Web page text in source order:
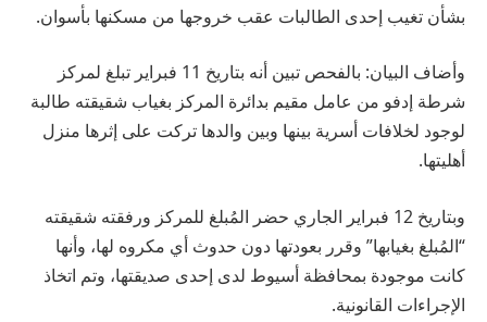
بشأن تغيب إحدى الطالبات عقب خروجها من مسكنها بأسوان.
وأضاف البيان: بالفحص تبين أنه بتاريخ 11 فبراير تبلغ لمركز
شرطة إدفو من عامل مقيم بدائرة المركز بغياب شقيقته طالبة
لوجود لخلافات أسرية بينها وبين والدها تركت على إثرها منزل
أهليتها.
وبتاريخ 12 فبراير الجاري حضر المُبلغ للمركز ورفقته شقيقته
“المُبلغ بغيابها” وقرر بعودتها دون حدوث أي مكروه لها، وأنها
كانت موجودة بمحافظة أسيوط لدى إحدى صديقتها، وتم اتخاذ
الإجراءات القانونية.